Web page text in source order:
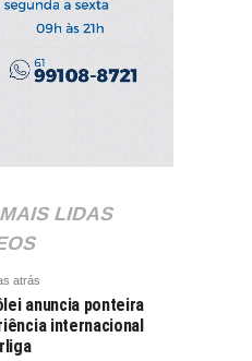
MAIS LIDAS
atrás
anuncia ponteira
internacional